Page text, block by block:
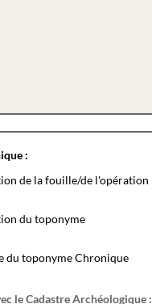
:
de la fouille/de l'opération
du toponyme
du toponyme Chronique
le Cadastre Archéologique :